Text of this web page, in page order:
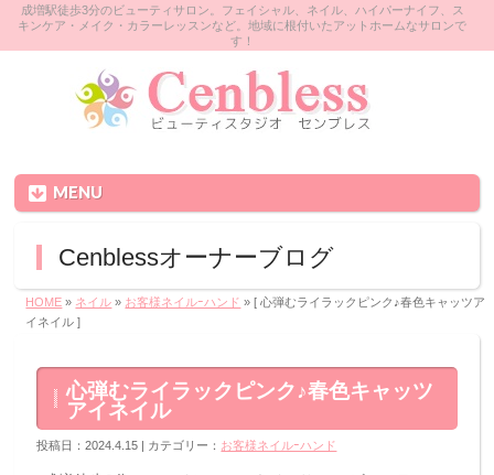
成増駅徒歩3分のビューティサロン。フェイシャル、ネイル、ハイパーナイフ、ス
キンケア・メイク・カラーレッスンなど。地域に根付いたアットホームなサロンで
す！
MENU
Cenblessオーナーブログ
HOME » ネイル » お客様ネイルｰハンド » [ 心弾むライラックピンク♪春色キャッツア
イネイル ]
心弾むライラックピンク♪春色キャッツ
アイネイル
投稿日：2024.4.15 | カテゴリー： お客様ネイルｰハンド